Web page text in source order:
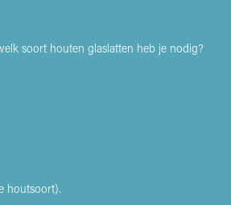
soort houten glaslatten heb je nodig?
houtsoort).